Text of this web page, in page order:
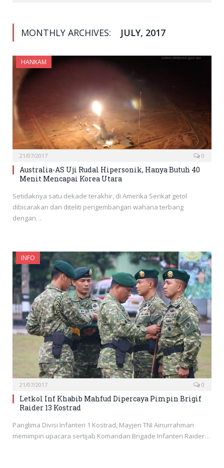
MONTHLY ARCHIVES: JULY, 2017
HANKAM
21/07/2017 0
Australia-AS Uji Rudal Hipersonik, Hanya Butuh 40
Menit Mencapai Korea Utara
Setidaknya satu dekade terakhir, di Amerika Serikat getol
dibicarakan dan diteliti pengembangan wahana terbang
dengan…
INFO
21/07/2017 0
Letkol Inf Khabib Mahfud Dipercaya Pimpin Brigif
Raider 13 Kostrad
Panglima Divisi Infanteri 1 Kostrad, Mayjen TNI Ainurrahman
memimpin upacara sertijab Komandan Brigade Infanteri Raider…